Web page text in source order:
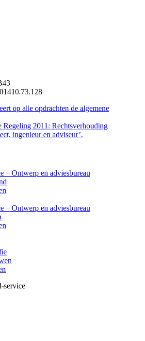
op alle opdrachten de algemene
2011: Rechtsverhouding
ingenieur en adviseur’.
– Ontwerp en adviesbureau
– Ontwerp en adviesbureau
service